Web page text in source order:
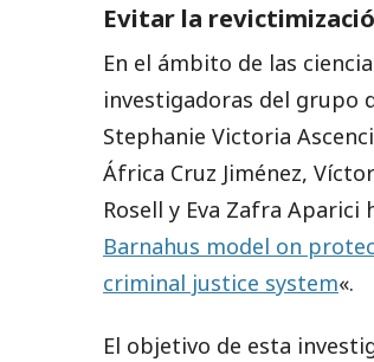
Evitar la
En el ámbito de las
investigadoras del grupo
Stephanie Victoria
África Cruz Jiménez,
Rosell y Eva Zafra
Barnahus model on
criminal justice system«.
El objetivo de esta